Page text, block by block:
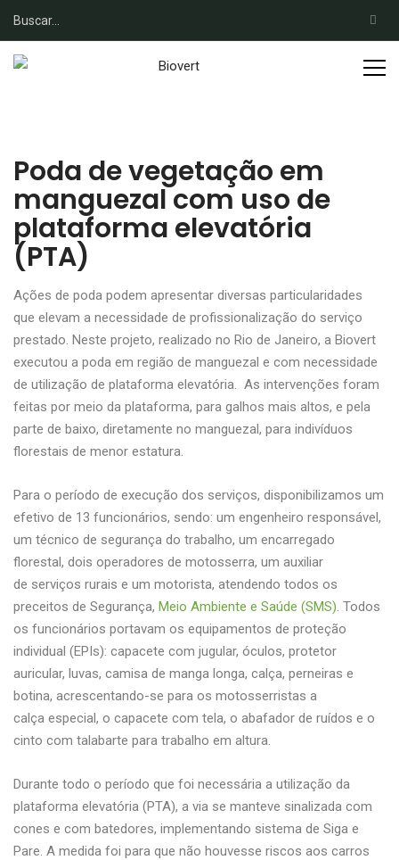
Poda de vegetação em
manguezal com uso de
plataforma elevatória
(PTA)
Ações de poda podem apresentar diversas particularidades
que elevam a necessidade de profissionalização do serviço
prestado. Neste projeto, realizado no Rio de Janeiro, a Biovert
executou a poda em região de manguezal e com necessidade
de utilização de plataforma elevatória. As intervenções foram
feitas por meio da plataforma, para galhos mais altos, e pela
parte de baixo, diretamente no manguezal, para indivíduos
florestais de menor estatura.
Para o período de execução dos serviços, disponibilizamos um
efetivo de 13 funcionários, sendo: um engenheiro responsável,
um técnico de segurança do trabalho, um encarregado
florestal, dois operadores de motosserra, um auxiliar
de serviços rurais e um motorista, atendendo todos os
preceitos de Segurança, Meio Ambiente e Saúde (SMS). Todos
os funcionários portavam os equipamentos de proteção
individual (EPIs): capacete com jugular, óculos, protetor
auricular, luvas, camisa de manga longa, calça, perneiras e
botina, acrescentando-se para os motosserristas a
calça especial, o capacete com tela, o abafador de ruídos e o
cinto com talabarte para trabalho em altura.
Durante todo o período que foi necessária a utilização da
plataforma elevatória (PTA), a via se manteve sinalizada com
cones e com batedores, implementando sistema de Siga e
Pare. A medida foi para que não houvesse riscos aos carros